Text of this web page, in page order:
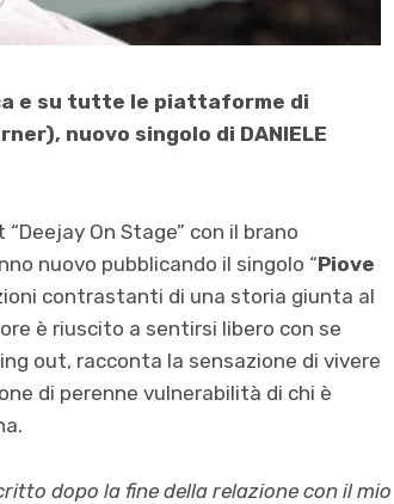
e su tutte le piattaforme di
nuovo singolo di DANIELE
On Stage” con il brano
nuovo pubblicando il singolo “Piove
contrastanti di una storia giunta al
è riuscito a sentirsi libero con se
out, racconta la sensazione di vivere
di perenne vulnerabilità di chi è
dopo la fine della relazione con il mio